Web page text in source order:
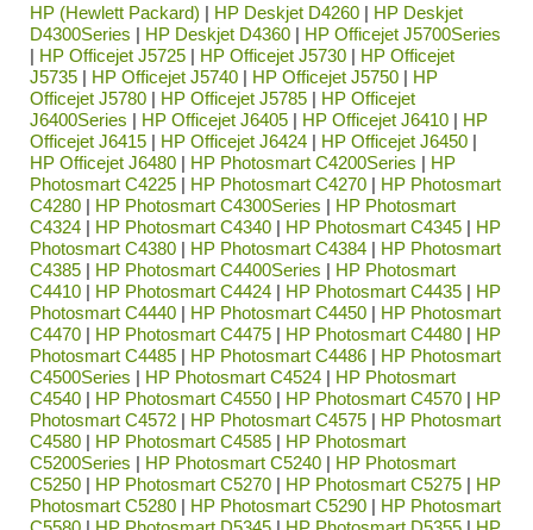
HP (Hewlett Packard) | HP Deskjet D4260 | HP Deskjet
D4300Series | HP Deskjet D4360 | HP Officejet J5700Series
| HP Officejet J5725 | HP Officejet J5730 | HP Officejet
J5735 | HP Officejet J5740 | HP Officejet J5750 | HP
Officejet J5780 | HP Officejet J5785 | HP Officejet
J6400Series | HP Officejet J6405 | HP Officejet J6410 | HP
Officejet J6415 | HP Officejet J6424 | HP Officejet J6450 |
HP Officejet J6480 | HP Photosmart C4200Series | HP
Photosmart C4225 | HP Photosmart C4270 | HP Photosmart
C4280 | HP Photosmart C4300Series | HP Photosmart
C4324 | HP Photosmart C4340 | HP Photosmart C4345 | HP
Photosmart C4380 | HP Photosmart C4384 | HP Photosmart
C4385 | HP Photosmart C4400Series | HP Photosmart
C4410 | HP Photosmart C4424 | HP Photosmart C4435 | HP
Photosmart C4440 | HP Photosmart C4450 | HP Photosmart
C4470 | HP Photosmart C4475 | HP Photosmart C4480 | HP
Photosmart C4485 | HP Photosmart C4486 | HP Photosmart
C4500Series | HP Photosmart C4524 | HP Photosmart
C4540 | HP Photosmart C4550 | HP Photosmart C4570 | HP
Photosmart C4572 | HP Photosmart C4575 | HP Photosmart
C4580 | HP Photosmart C4585 | HP Photosmart
C5200Series | HP Photosmart C5240 | HP Photosmart
C5250 | HP Photosmart C5270 | HP Photosmart C5275 | HP
Photosmart C5280 | HP Photosmart C5290 | HP Photosmart